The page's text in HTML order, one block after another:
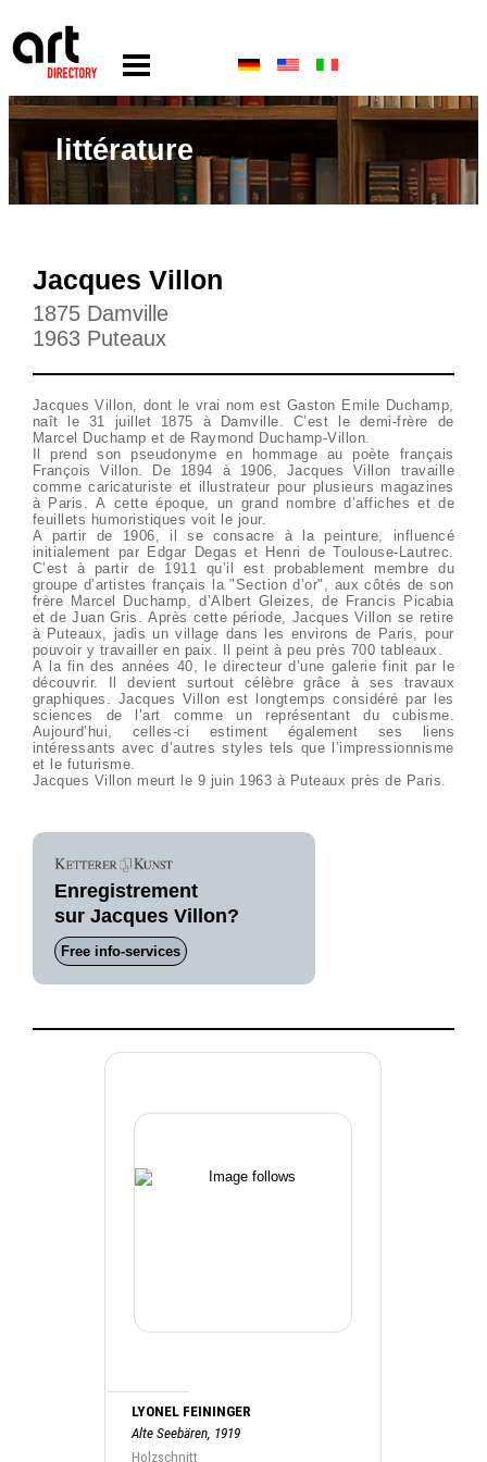
littérature
Jacques Villon
1875 Damville
1963 Puteaux
Jacques Villon, dont le vrai nom est Gaston Emile Duchamp,
naît le 31 juillet 1875 à Damville. C’est le demi-frère de
Marcel Duchamp et de Raymond Duchamp-Villon.
Il prend son pseudonyme en hommage au poète français
François Villon. De 1894 à 1906, Jacques Villon travaille
comme caricaturiste et illustrateur pour plusieurs magazines
à Paris. A cette époque, un grand nombre d’affiches et de
feuillets humoristiques voit le jour.
A partir de 1906, il se consacre à la peinture, influencé
initialement par Edgar Degas et Henri de Toulouse-Lautrec.
C’est à partir de 1911 qu’il est probablement membre du
groupe d’artistes français la "Section d’or", aux côtés de son
frère Marcel Duchamp, d’Albert Gleizes, de Francis Picabia
et de Juan Gris. Après cette période, Jacques Villon se retire
à Puteaux, jadis un village dans les environs de Paris, pour
pouvoir y travailler en paix. Il peint à peu près 700 tableaux.
A la fin des années 40, le directeur d’une galerie finit par le
découvrir. Il devient surtout célèbre grâce à ses travaux
graphiques. Jacques Villon est longtemps considéré par les
sciences de l’art comme un représentant du cubisme.
Aujourd’hui, celles-ci estiment également ses liens
intéressants avec d’autres styles tels que l’impressionnisme
et le futurisme.
Jacques Villon meurt le 9 juin 1963 à Puteaux près de Paris.
Enregistrement
sur Jacques Villon?
Free info-services
LYONEL FEININGER
Alte Seebären, 1919
Holzschnitt